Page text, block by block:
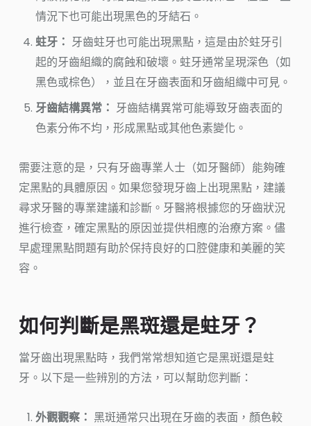
情況下也可能出現黑色的牙結石。
蛀牙： 牙齒蛀牙也可能出現黑點，這是由於蛀牙引
起的牙齒組織的腐蝕和破壞。蛀牙通常呈現深色（如
黑色或棕色），並且在牙齒表面和牙齒組織中可見。
牙齒結構異常： 牙齒結構異常可能導致牙齒表面的
色素分佈不均，形成黑點或其他色素變化。
需要注意的是，只有牙齒專業人士（如牙醫師）能夠確
定黑點的具體原因。如果您發現牙齒上出現黑點，建議
尋求牙醫的專業建議和診斷。牙醫將根據您的牙齒狀況
進行檢查，確定黑點的原因並提供相應的治療方案。儘
早處理黑點問題有助於保持良好的口腔健康和美麗的笑
容。
如何判斷是黑斑還是蛀牙？
當牙齒出現黑點時，我們常常想知道它是黑斑還是蛀
牙。以下是一些辨別的方法，可以幫助您判斷：
外觀觀察： 黑斑通常只出現在牙齒的表面，顏色較